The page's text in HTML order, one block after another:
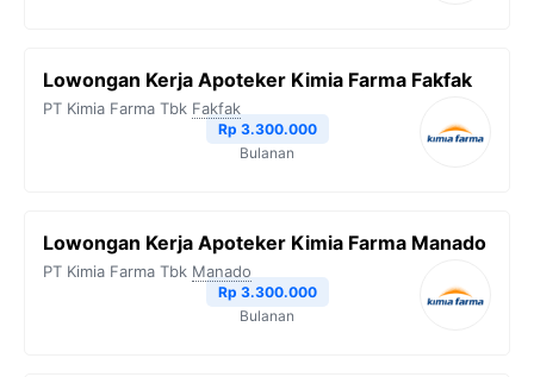
Lowongan Kerja Apoteker Kimia Farma Fakfak
PT Kimia Farma Tbk Fakfak
Rp 3.300.000
Bulanan
Lowongan Kerja Apoteker Kimia Farma Manado
PT Kimia Farma Tbk Manado
Rp 3.300.000
Bulanan